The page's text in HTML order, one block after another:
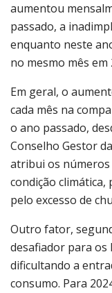
aumentou
passado, a
enquanto neste
no mesmo mês em
Em geral, o
cada mês na
o ano passado,
Conselho Gestor
atribui os números
condição
pelo excesso de
Outro fator,
desafiador para os
dificultando a
consumo. Para